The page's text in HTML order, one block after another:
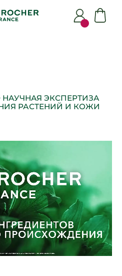
НАУЧНАЯ ЭКСПЕРТИЗА
РАСТЕНИЙ И КОЖИ